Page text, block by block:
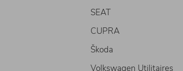
SEAT
CUPRA
Škoda
Volkswagen Utilitaires